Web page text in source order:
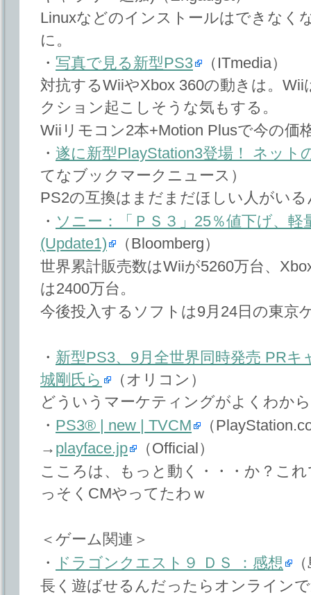
Linuxなどのインストールはできなく
に。
・ 写真で見る新型PS3
（ITmedia）
対抗するWiiやXbox 360の動きは。
クション起こしそうな気もする。
Wiiリモコン2本+Motion Plusで今の価
・ 遂に新型PlayStation3登場！ ネット
てなブックマークニュース）
PS2の互換はまだまだほしい人がい
・ ソニー：「ＰＳ３」25％値下げ、
(Update1)
（Bloomberg）
世界累計販売数はWiiが5260万台、
は2400万台。
今後投入するソフトは9月24日の東京
・ 新型PS3、9月全世界同時発売 PR
城剛氏ら
（オリコン）
どういうマーケティングがよくわか
・ PS3® | new | TVCM
（
→ playface.jp
（Official）
こころは、もっと動く・・・か？こ
っそくCMやってたわｗ
＜ゲーム関連＞
・
ドラゴンクエスト９ ＤＳ ：感想
長く遊ばせるんだったらオンライン